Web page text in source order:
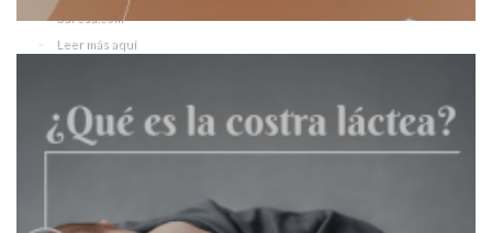
baresa.com
Leer más aquí